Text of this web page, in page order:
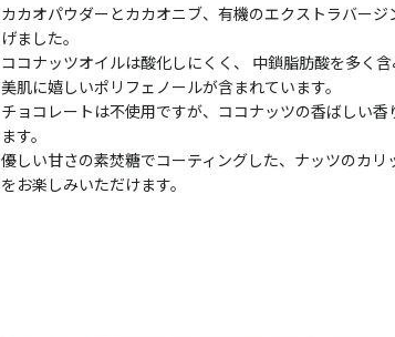
カカオパウダーとカカオニブ、有機のエクストラバー
げました。
ココナッツオイルは酸化しにくく、 中鎖脂肪酸を多く
美肌に嬉しいポリフェノールが含まれています。
チョコレートは不使用ですが、ココナッツの香ばしい
ます。
優しい甘さの素焚糖でコーティングした、ナッツのカ
をお楽しみいただけます。